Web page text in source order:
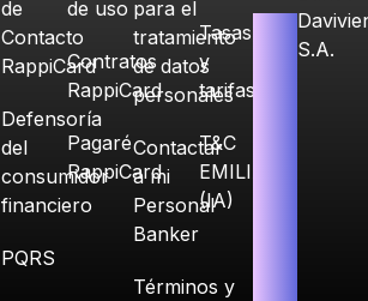
de
Contacto
RappiCard
Defensoría
del
consumidor
financiero
PQRS
de uso
Contratos
RappiCard
Pagaré
RappiCard
para el
tratamiento
de datos
personales
Contactar
a mi
Personal
Banker
Términos y
Tasas
y
tarifas
T&C
EMILIA
(IA)
S.A.